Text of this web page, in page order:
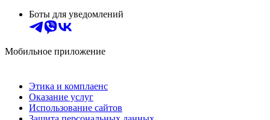
Боты для уведомлений
Мобильное приложение
Этика и комплаенс
Оказание услуг
Использование сайтов